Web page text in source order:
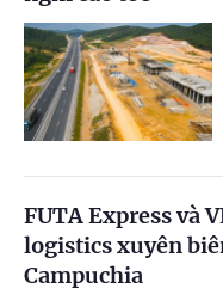
FUTA Express và
logistics xuyên
Campuchia